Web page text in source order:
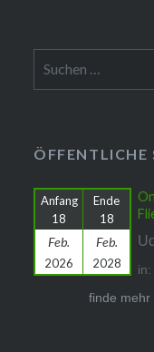
nach:
ÖFFENTLICHE
Anfang
18
Feb.
2026
Ende
18
Feb.
2028
finde mehr